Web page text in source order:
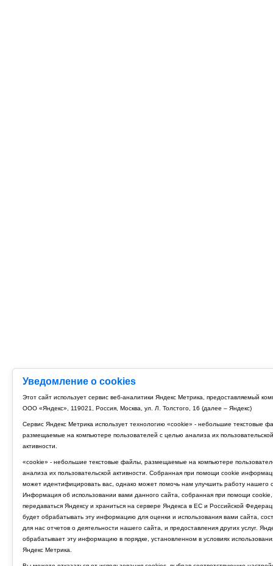
Уведомление о cookies
Этот сайт использует сервис веб-аналитики Яндекс Метрика, предоставляемый
ООО «Яндекс», 119021, Россия, Москва, ул. Л. Толстого, 16 (далее – Яндекс)
Сервис Яндекс Метрика использует технологию «cookie» - небольшие текстовые
размещаемые на компьютере пользователей с целью анализа их пользовательской
активности.
«cookie» - небольшие текстовые файлы, размещаемые на компьютере
анализа их пользовательской активности. Собранная при помощи cookie
может идентифицировать вас, однако может помочь нам улучшить работу нашего
Информация об использовании вами данного сайта, собранная при помощи cookie,
передаваться Яндексу и храниться на сервере Яндекса в ЕС и Российской
будет обрабатывать эту информацию для оценки и использования вами сайта,
для нас отчетов о деятельности нашего сайта, и предоставления других услуг.
обрабатывает эту информацию в порядке, установленном в условиях
Яндекс Метрика.